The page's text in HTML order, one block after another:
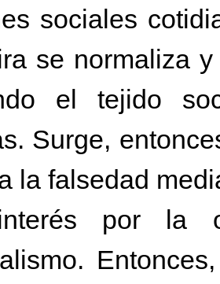
sociales
se normaliza
el tejido
Surge,
la falsedad
por la